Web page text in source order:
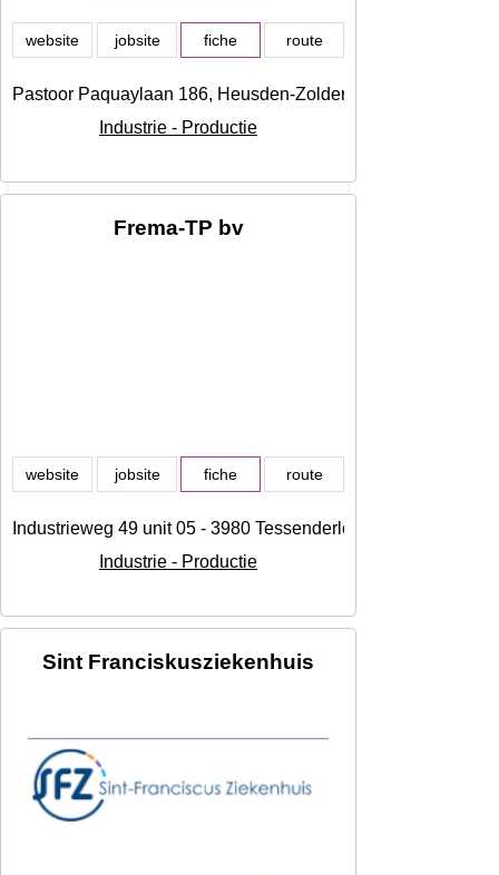
website jobsite fiche route
Pastoor Paquaylaan 186, Heusden-Zolder
Industrie - Productie
Frema-TP bv
website jobsite fiche route
Industrieweg 49 unit 05 - 3980 Tessenderlo, Tessenderlo
Industrie - Productie
Sint Franciskusziekenhuis